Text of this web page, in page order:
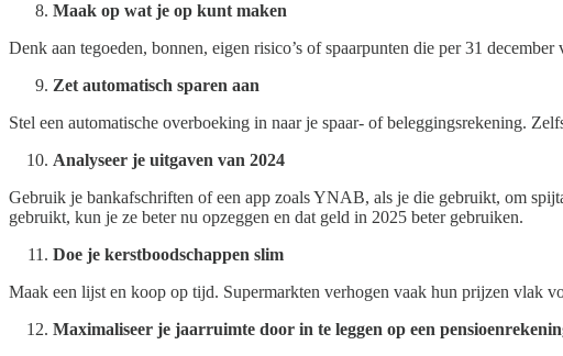
Maak op wat je op kunt maken
Denk aan tegoeden, bonnen, eigen risico’s of spaarpunten die per 31 december
Zet automatisch sparen aan
Stel een automatische overboeking in naar je spaar- of beleggingsrekening.
Analyseer je uitgaven van 2024
Gebruik je bankafschriften of een app zoals YNAB, als je die gebruikt, om
gebruikt, kun je ze beter nu opzeggen en dat geld in 2025 beter gebruiken.
Doe je kerstboodschappen slim
Maak een lijst en koop op tijd. Supermarkten verhogen vaak hun prijzen vlak
Maximaliseer je jaarruimte door in te leggen op een